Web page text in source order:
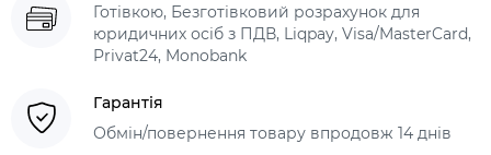
Готівкою, Безготівковий розрахунок для
юридичних осіб з ПДВ, Liqpay, Visa/MasterCard,
Privat24, Monobank
Гарантія
Обмін/повернення товару впродовж 14 днів